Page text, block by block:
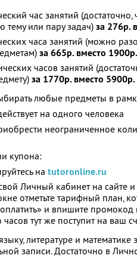
час занятий
тему или пару задач) за 276р.
часа занятий (можно
за 665р. вместо 1900р.
часов занятий
за 1770р. вместо 5900р.
любые предметы в
на одного человека
неограниченное
купона:
на tutoronline.ru
Личный кабинет на сайте
отметьте тарифный план,
и впишите
часов тут же поступит на ваш
литературе и
записи. Достаточно в